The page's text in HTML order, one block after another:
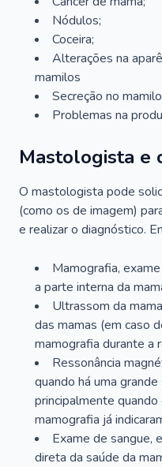
Nódulos;
Coceira;
Alterações na
mamilos
Secreção no
Problemas na
Mastologista e
O mastologista pode
(como os de imagem)
e realizar o diagnóstico.
Mamografia,
a parte interna da
Ultrassom da
das mamas (em caso
mamografia durante a
Ressonância
quando há uma
principalmente
mamografia já
Exame de sangue,
direta da saúde da